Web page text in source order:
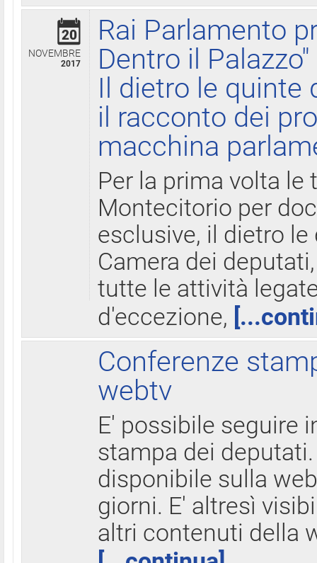
20
NOVEMBRE
2017
Rai Parlamento
Dentro il Palazzo"
Il dietro le quinte
il racconto dei
macchina
Per la prima volta le
Montecitorio per
esclusive, il dietro
Camera dei
tutte le attività
d'eccezione,
Conferenze
webtv
E' possibile seguire
stampa dei
disponibile sulla
giorni. E' altresì
altri contenuti della